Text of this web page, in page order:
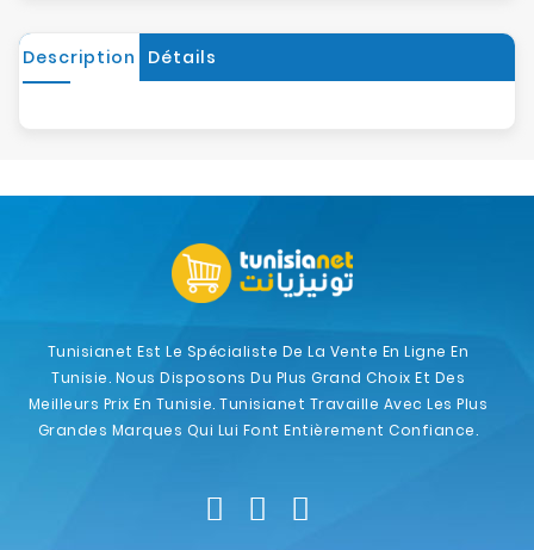
Description Détails
Tunisianet Est Le Spécialiste De La Vente En Ligne En
Tunisie. Nous Disposons Du Plus Grand Choix Et Des
Meilleurs Prix En Tunisie. Tunisianet Travaille Avec Les Plus
Grandes Marques Qui Lui Font Entièrement Confiance.